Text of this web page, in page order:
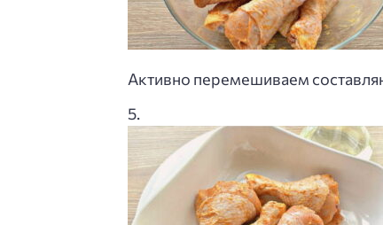
Активно перемешиваем